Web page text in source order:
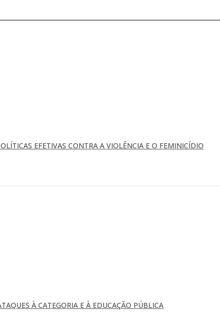
EFETIVAS CONTRA A VIOLÊNCIA E O FEMINICÍDIO
À CATEGORIA E À EDUCAÇÃO PÚBLICA